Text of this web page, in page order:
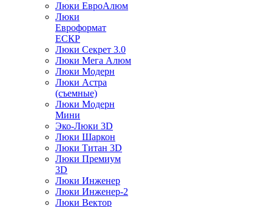
Люки ЕвроАлюм
Люки
Евроформат
ЕСКР
Люки Секрет 3.0
Люки Мега Алюм
Люки Модерн
Люки Астра
(съемные)
Люки Модерн
Мини
Эко-Люки 3D
Люки Шаркон
Люки Титан 3D
Люки Премиум
3D
Люки Инженер
Люки Инженер-2
Люки Вектор